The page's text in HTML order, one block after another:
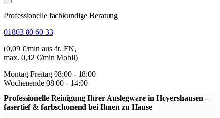
Professionelle fachkundige Beratung
01803 80 60 33
(0,09 €/min aus dt. FN,
max. 0,42 €/min Mobil)
Montag-Freitag 08:00 - 18:00
Wochenende 08:00 - 14:00
Professionelle Reinigung Ihrer Auslegware in Hoyershausen–
fasertief & farbschonend bei Ihnen zu Hause